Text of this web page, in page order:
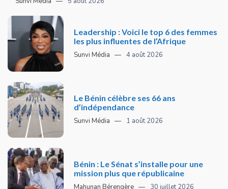
Leadership : Voici le top 6 des femmes
les plus influentes de l’Afrique
Sunvi Média 4 août 2026
Le Bénin célèbre ses 66 ans
d’indépendance
Sunvi Média 1 août 2026
Bénin : Le Sénat s’installe pour une
mission plus que républicaine
Mahunan Bérengère 30 juillet 2026